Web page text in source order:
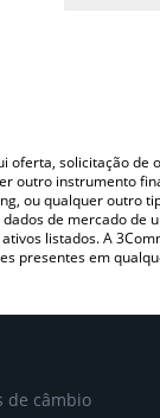
oferta, solicitação
outro instrumento
ou qualquer outro
de mercado
listados. A
presentes em
de câmbio